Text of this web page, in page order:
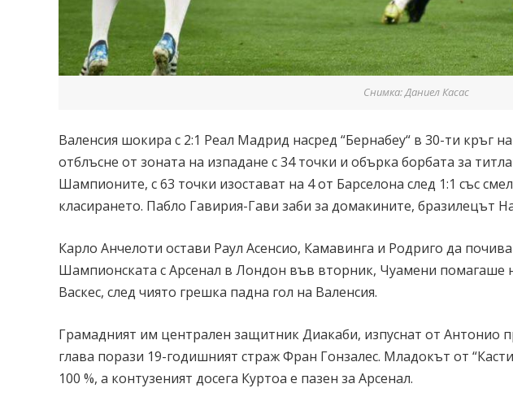
Снимка: Даниел Касас
Валенсия шокира с 2:1 Реал Мадрид насред “Бернабеу“ в 30-ти кръг
отблъсне от зоната на изпадане с 34 точки и обърка борбата за
Шампионите, с 63 точки изостават на 4 от Барселона след 1:1 със
класирането. Пабло Гавирия-Гави заби за домакините, бразилецът
Карло Анчелоти остави Раул Асенсио, Камавинга и Родриго да
Шампионската с Арсенал в Лондон във вторник, Чуамени помагаше
Васкес, след чиято грешка падна гол на Валенсия.
Грамадният им централен защитник Диакаби, изпуснат от Антонио
глава порази 19-годишният страж Фран Гонзалес. Младокът от
100 %, а контузеният досега Куртоа е пазен за Арсенал.